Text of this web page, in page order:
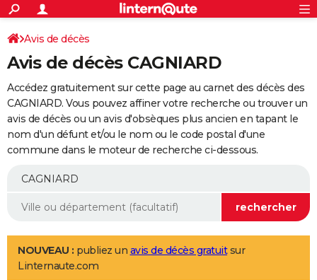
ACTUALITÉS
Politique
Société
Faits Divers
Education
Monde
Villes
+
SPORT
Coupe du monde 2026
Football
Tennis
Cyclisme
Rugby
Forum
Programme TV
TNT
Streaming
Cinéma
Sorties cinéma
Musique
+
FINANCE
Retraite
Epargne
Immobilier
Risques naturels par ville
Banque
Assurance
AUTO
Essais
Réserver un essai
Citadines
Berlines
SUV
Forum auto
+
Mobiles
Meilleur smartphone
Internet
Ordinateurs
Jeux vidéo
Guide high-tech
Aménagement intérieur
LIFESTYLE
Art de vivre
Bien-être
Loisirs
Mode
Modes de vie
Avis de décès
Avis de décès CAGNIARD
Accédez gratuitement sur cette page au carnet des décès des
CAGNIARD. Vous pouvez affiner votre recherche ou trouver un
avis de décès ou un avis d'obsèques plus ancien en tapant le
nom d'un défunt et/ou le nom ou le code postal d'une
commune dans le moteur de recherche ci-dessous.
NOUVEAU : publiez un avis de décès gratuitsur
Linternaute.com